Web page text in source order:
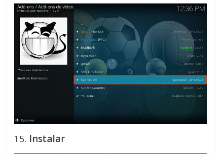
15. Instalar